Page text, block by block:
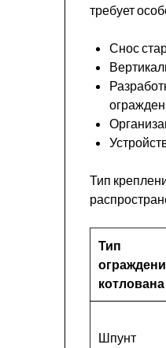
требует
Снос
Тип
Тип
котлована
Шпунт